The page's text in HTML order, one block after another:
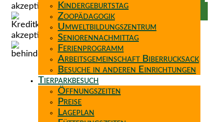
Kindergeburtstag
Zoopädagogik
Umweltbildungszentrum
Seniorennachmittag
Ferienprogramm
Arbeitsgemeinschaft Biberrucksack
Besuche in anderen Einrichtungen
Tierparkbesuch
Öffnungszeiten
Preise
Lageplan